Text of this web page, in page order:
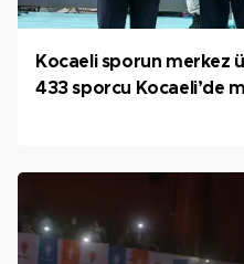
Kocaeli sporun merkez
433 sporcu Kocaeli’de